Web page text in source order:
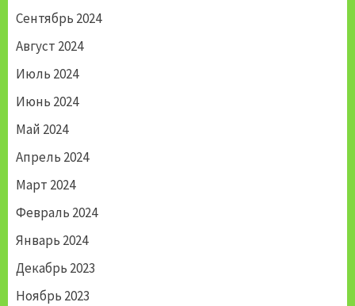
Сентябрь 2024
Август 2024
Июль 2024
Июнь 2024
Май 2024
Апрель 2024
Март 2024
Февраль 2024
Январь 2024
Декабрь 2023
Ноябрь 2023